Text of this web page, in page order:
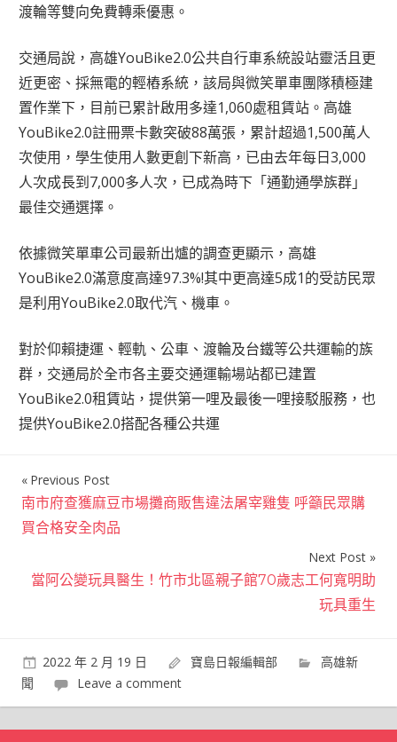
渡輪等雙向免費轉乘優惠。
交通局說，高雄YouBike2.0公共自行車系統設站靈活且更
近更密、採無電的輕樁系統，該局與微笑單車團隊積極建
置作業下，目前已累計啟用多達1,060處租賃站。高雄
YouBike2.0註冊票卡數突破88萬張，累計超過1,500萬人
次使用，學生使用人數更創下新高，已由去年每日3,000
人次成長到7,000多人次，已成為時下「通勤通學族群」
最佳交通選擇。
依據微笑單車公司最新出爐的調查更顯示，高雄
YouBike2.0滿意度高達97.3%!其中更高達5成1的受訪民眾
是利用YouBike2.0取代汽、機車。
對於仰賴捷運、輕軌、公車、渡輪及台鐵等公共運輸的族
群，交通局於全市各主要交通運輸場站都已建置
YouBike2.0租賃站，提供第一哩及最後一哩接駁服務，也
提供YouBike2.0搭配各種公共運
文
章
覽
Previous Post
南市府查獲麻豆市場攤商販售違法屠宰雞隻 呼籲民眾購
買合格安全肉品
Next Post
當阿公變玩具醫生！竹市北區親子館70歲志工何寬明助
玩具重生
2022 年 2 月 19 日 寶島日報編輯部
高雄新
聞
Leave a comment